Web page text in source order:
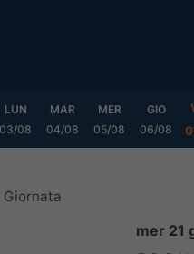
LUN
03/08
MAR
04/08
MER
05/08
GIO
06/08
Giornata
mer 21